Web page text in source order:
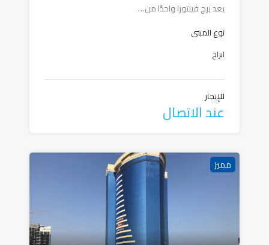
يعد برج فينتورا واحدًا من…
نوع المبنى
ابراج
للإيجار
عند الاتصال
مميز